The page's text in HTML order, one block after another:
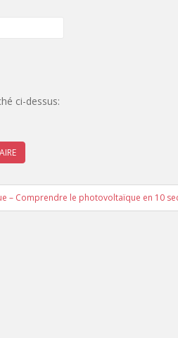
ci-dessus:
– Comprendre le photovoltaïque en 10